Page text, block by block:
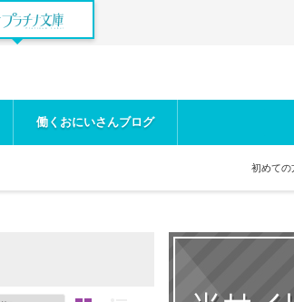
働くおにいさんブログ
初めての